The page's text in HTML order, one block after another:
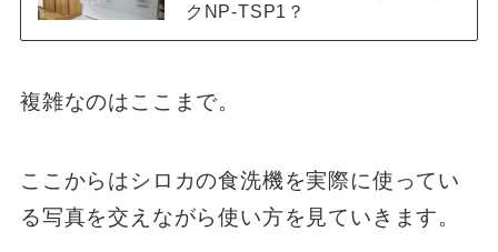
クNP-TSP1？
複雑なのはここまで。
ここからはシロカの食洗機を実際に使ってい
る写真を交えながら使い方を見ていきます。